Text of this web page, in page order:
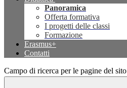
Panoramica
Offerta formativa
I progetti delle classi
Formazione
Erasmus+
Contatti
Campo di ricerca per le pagine del sito